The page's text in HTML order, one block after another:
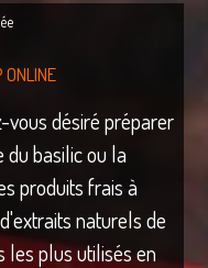
ONLINE
vous désiré préparer
basilic ou la
produits frais à
naturels de
les plus utilisés en